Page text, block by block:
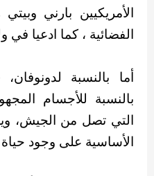
الأمريكيين بارني
الفضائية ، كما ادعيا في
أما بالنسبة
بالنسبة للأجسام
التي تصل من الجيش،
الأساسية على وجود